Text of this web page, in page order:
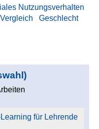
Nutzungsverhalten
Geschlecht
für Lehrende